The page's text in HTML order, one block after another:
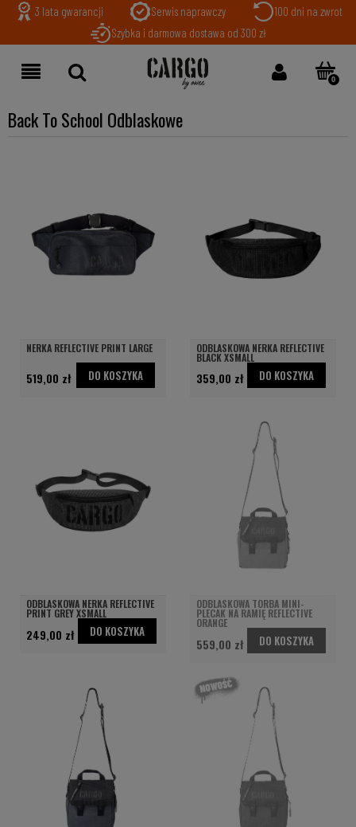
3 lata gwarancji Serwis naprawczy
100 dni na zwrot
Szybka i darmowa dostawa od 300 zł
Back To School Odblaskowe
NERKA REFLECTIVE PRINT LARGE
519,00 zł DO KOSZYKA
ODBLASKOWA NERKA REFLECTIVE
BLACK XSMALL
359,00 zł DO KOSZYKA
ODBLASKOWA NERKA REFLECTIVE
PRINT GREY XSMALL
249,00 zł DO KOSZYKA
ODBLASKOWA TORBA MINI-
PLECAK NA RAMIĘ REFLECTIVE
ORANGE
559,00 zł DO KOSZYKA